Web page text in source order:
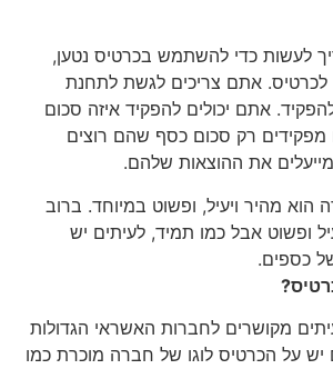
כדי להשתמש בכרטיס נטען,
אתם צריכים לגשת לתחנת
אתם יכולים להפקיד איזה סכום
רק סכום כסף שהם רוצים
את ההוצאות שלהם.
מהיר ויעיל, ופשוט במיוחד. ברוב
אבל כמו תמיד, לעיתים יש
מקושרים לחברות האשראי הגדולות
על הכרטיס לוגו של חברה מוכרת כמו